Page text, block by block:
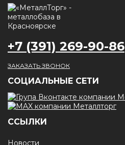
+7 (391) 269-90-86
ЗАКАЗАТЬ ЗВОНОК
CОЦИАЛЬНЫЕ СЕТИ
ССЫЛКИ
Новости